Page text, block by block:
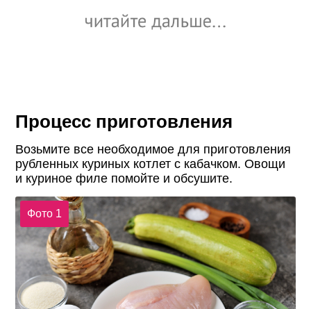
Процесс приготовления
Возьмите все необходимое для приготовления
рубленных куриных котлет с кабачком. Овощи
и куриное филе помойте и обсушите.
Фото 1